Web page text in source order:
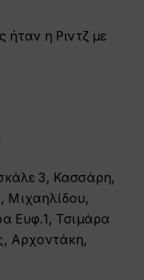
ήταν η Ριντζ με
3, Κασσάρη,
Ευφ.1, Τσιμάρα
Αρχοντάκη,